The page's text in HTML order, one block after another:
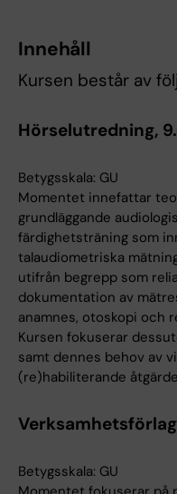
Innehåll
Kursen består av
Hörselutredning,
Betygsskala: GU
Momentet innefattar
grundläggande
färdighetsträning som
talaudiometriska
utifrån begrepp som
dokumentation av
anamnes, otoskopi och
Kursen fokuserar
samt dennes behov av
(re)habiliterande
Betygsskala: GU